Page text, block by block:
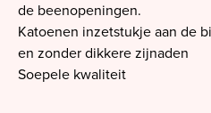
de beenopeningen.
Katoenen inzetstukje aan de
en zonder dikkere zijnaden
Soepele kwaliteit